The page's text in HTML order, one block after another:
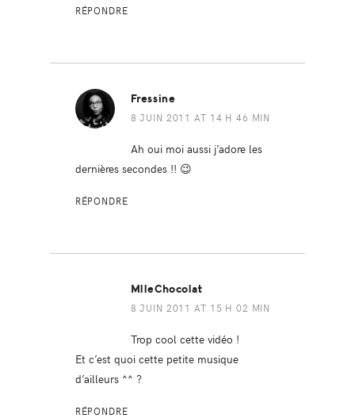
RÉPONDRE
Fressine
8 JUIN 2011 AT 14 H 46 MIN
Ah oui moi aussi j’adore les
dernières secondes !! 😉
RÉPONDRE
MlleChocolat
8 JUIN 2011 AT 15 H 02 MIN
Trop cool cette vidéo !
Et c’est quoi cette petite musique
d’ailleurs ^^ ?
RÉPONDRE